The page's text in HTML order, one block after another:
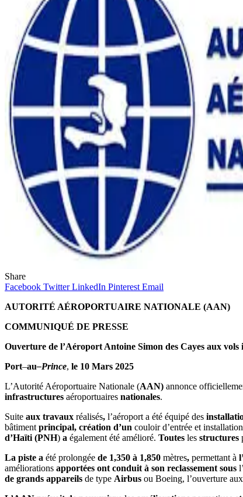
Share
Facebook Twitter LinkedIn Pinterest Email
AUTORITÉ AÉROPORTUAIRE NATIONALE (AAN)
COMMUNIQUÉ DE PRESSE
Ouverture de l’Aéroport Antoine Simon des Cayes aux vols
Port–au–Prince, le 10 Mars 2025
L’Autorité Aéroportuaire Nationale (AAN) annonce
infrastructures aéroportuaires nationales.
Suite aux travaux réalisés, l’aéroport a été équipé des
bâtiment principal, création d’un couloird’entrée et installation
d’Haïti (PNH) a également été amélioré. Toutes les structures
La piste a été prolongée de 1,350 à 1,850 mètres, permettant à
améliorations apportées ont conduit à son reclassement sous
de grands appareils de type Airbus ou Boeing, l’ouverture aux